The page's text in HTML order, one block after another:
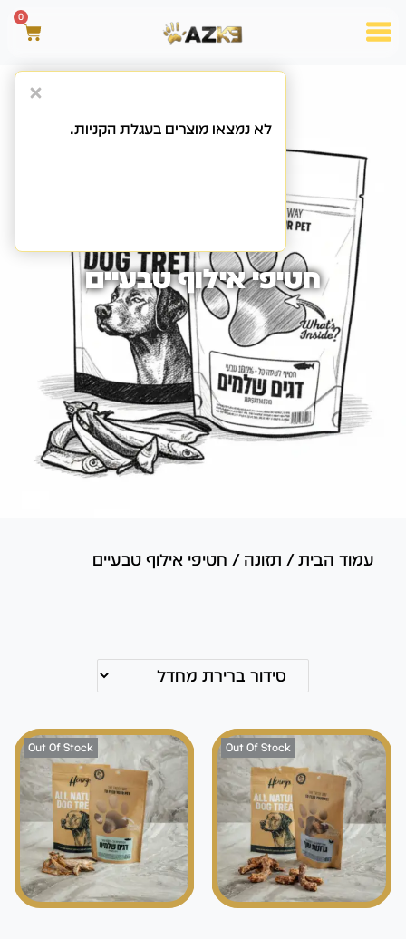
לא נמצאו מוצרים בעגלת הקניות.
0
חטיפי אילוף טבעיים
עמוד הבית / תזונה / חטיפי אילוף טבעיים
Out Of Stock
Out Of Stock